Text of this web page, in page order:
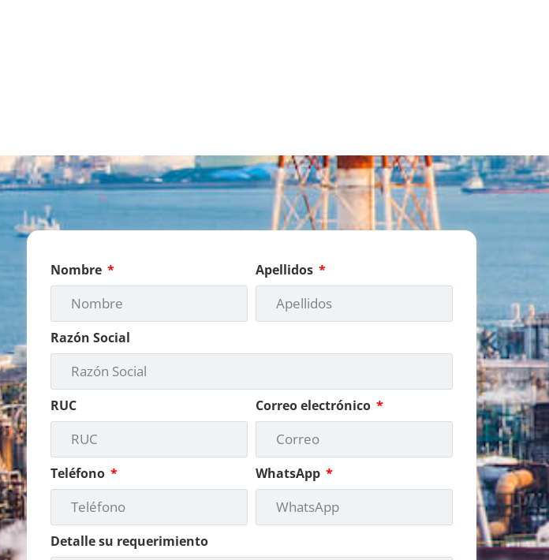
Nombre Apellidos
Razón Social
RUC Correo electrónico
Teléfono WhatsApp
Detalle su requerimiento